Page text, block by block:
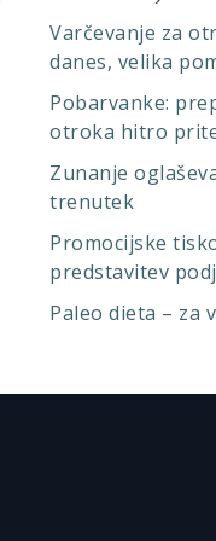
Varčevanje za
danes, velika
Pobarvanke:
otroka hitro
Zunanje
trenutek
Promocijske
predstavitev
Paleo dieta – za